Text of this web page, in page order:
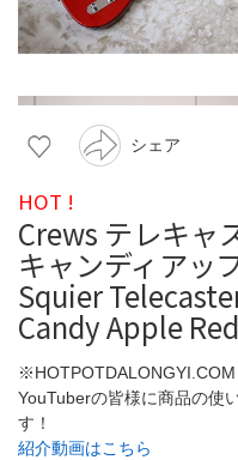
シェア
HOT !
Crews テレキ
キャンディアッ
Squier
Candy Apple Red
YouTuberの皆様に商品の使
す！
紹介動画はこちら